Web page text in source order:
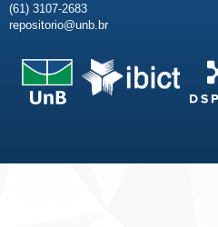
(61) 3107-2683
repositorio@unb.br